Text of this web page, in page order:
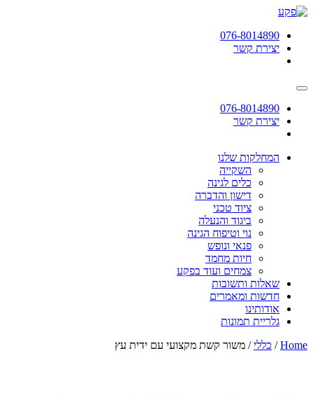
תחילתו
אינטרנט,
לחץ
כדי
לאזור
תוכן
מרכזי
076-8014890
יצירת קשר
076-8014890
יצירת קשר
המחלקות שלנו
השקייה
כלים לגינה
דישון והדברה
ציוד טכני
ביגוד והנעלה
נוי וטיפוח הגינה
פנאי ונופש
חיות מחמד
צמחים ועוד בפקע
שאלות ותשובות
חדשות ומאמרים
אודותינו
גלריית תמונות
Home
/ כללי/ משור קשת מקצועי עם ידית עץ